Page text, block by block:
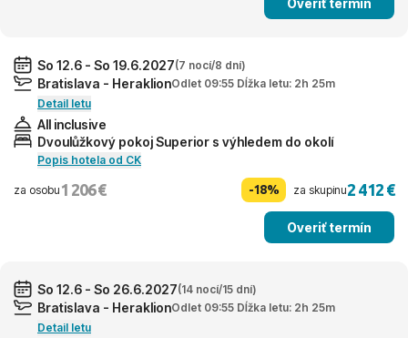
Overiť termín
So 12.6 - So 19.6.2027(7 nocí/8 dní)
Bratislava - HeraklionOdlet 09:55 Dĺžka letu: 2h 25m
Detail letu
All inclusive
Dvoulůžkový pokoj Superior s výhledem do okolí
Popis hotela od CK
za osobu 1 206 € -18% za skupinu2 412 €
Overiť termín
So 12.6 - So 26.6.2027(14 nocí/15 dní)
Bratislava - HeraklionOdlet 09:55 Dĺžka letu: 2h 25m
Detail letu